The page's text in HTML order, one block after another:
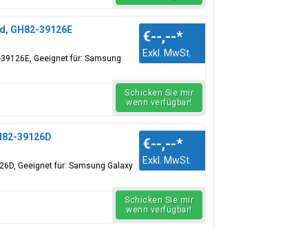
GH82-39126E
Geeignet für: Samsung
€--,--*
Exkl. MwSt.
Schicken Sie mir
wenn verfügbar!
39126D
Geeignet für: Samsung Galaxy
€--,--*
Exkl. MwSt.
Schicken Sie mir
wenn verfügbar!